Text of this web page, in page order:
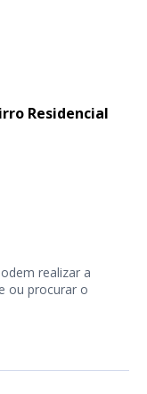
Residencial
realizar a
ou procurar o